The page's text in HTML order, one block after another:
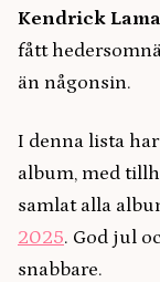
Kendrick
fått
än någonsin.
I denna lista
album, med
samlat alla
2025. God jul
snabbare.